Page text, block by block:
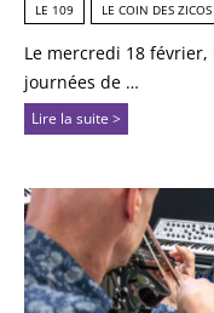
LE 109 LE COIN DES ZICOS
Le mercredi 18 février,
journées de …
Lire la suite >